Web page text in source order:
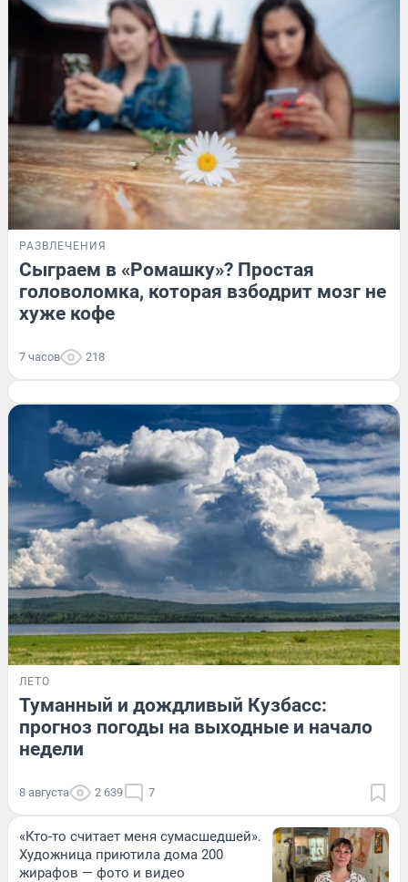
РАЗВЛЕЧЕНИЯ
Сыграем в «Ромашку»? Простая
головоломка, которая взбодрит мозг не
хуже кофе
7 часов 218
ЛЕТО
Туманный и дождливый Кузбасс:
прогноз погоды на выходные и начало
недели
8 августа 2 639 7
«Кто-то считает меня сумасшедшей».
Художница приютила дома 200
жирафов — фото и видео